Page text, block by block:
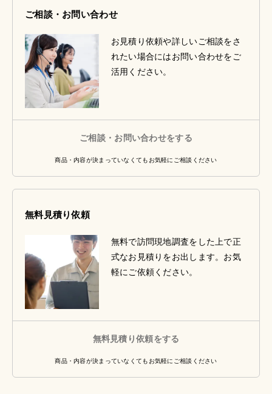
ご相談・お問い合わせ
お見積り依頼や詳しいご相談をさ
れたい場合にはお問い合わせをご
活用ください。
ご相談・お問い合わせをする
商品・内容が決まっていなくてもお気軽にご相談ください
無料見積り依頼
無料で訪問現地調査をした上で正
式なお見積りをお出します。お気
軽にご依頼ください。
無料見積り依頼をする
商品・内容が決まっていなくてもお気軽にご相談ください